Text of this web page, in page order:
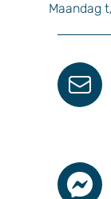
Maandag